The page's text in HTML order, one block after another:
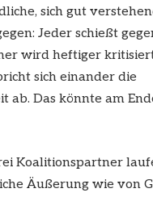
sich gut
Jeder schießt
wird heftiger
sich einander die
ab. Das könnte am
Koalitionspartner
Äußerung wie von